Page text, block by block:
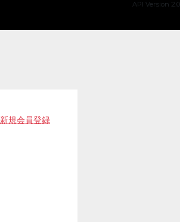
API Version 2.0
新規会員登録